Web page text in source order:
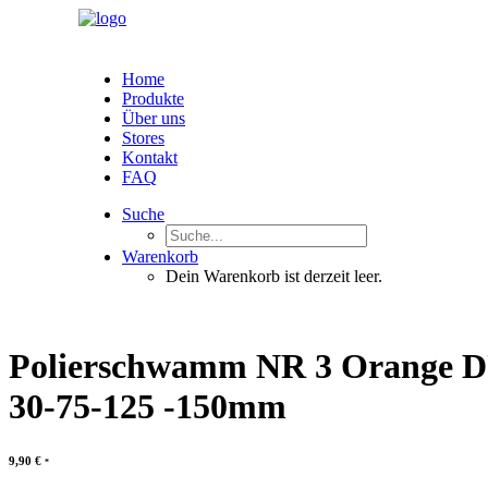
Home
Produkte
Über uns
Stores
Kontakt
FAQ
Suche
Warenkorb
Dein Warenkorb ist derzeit leer.
Polierschwamm NR 3 Orange
30-75-125 -150mm
9,90 € *